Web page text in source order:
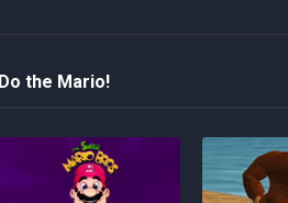
Do the Mario!